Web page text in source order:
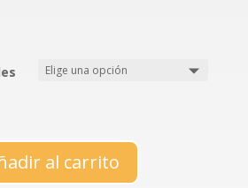
al carrito